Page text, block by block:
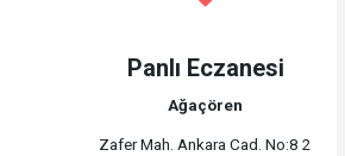
Panlı Eczanesi
Ağaçören
Zafer Mah. Ankara Cad. No:8 2